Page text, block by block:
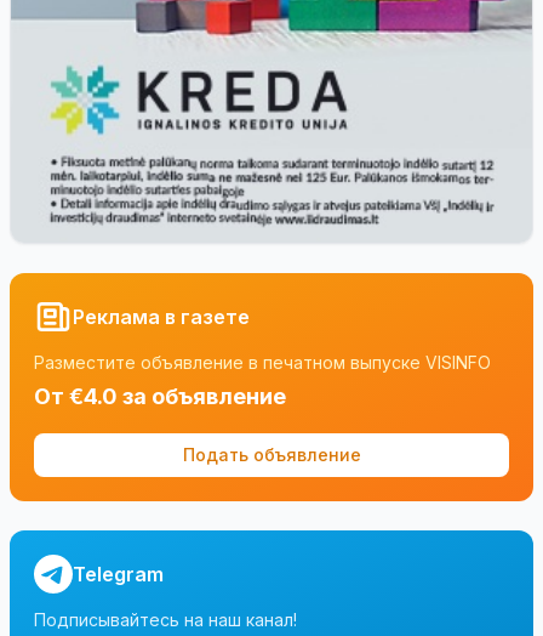
Реклама в газете
Разместите объявление в печатном выпуске VISINFO
От €4.0 за объявление
Подать объявление
Telegram
Подписывайтесь на наш канал!